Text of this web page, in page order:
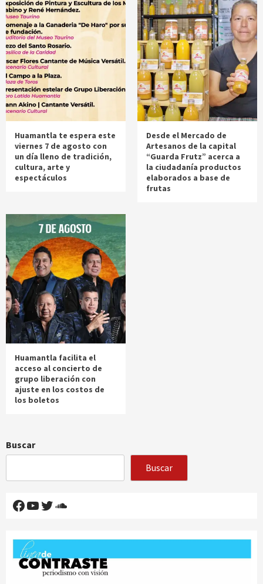
Huamantla te espera este
viernes 7 de agosto con
un día lleno de tradición,
cultura, arte y
espectáculos
Desde el Mercado de
Artesanos de la capital
“Guarda Frutz” acerca a
la ciudadanía productos
elaborados a base de
frutas
Huamantla facilita el
acceso al concierto de
grupo liberación con
ajuste en los costos de
los boletos
Buscar
Buscar
Facebook
YouTube
Twitter
SoundCloud